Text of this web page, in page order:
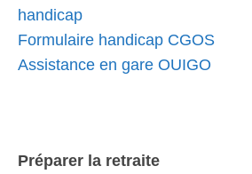
handicap
Formulaire handicap CGOS
Assistance en gare OUIGO
Préparer la retraite